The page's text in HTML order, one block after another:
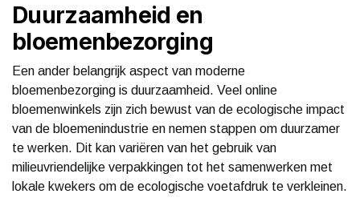
Duurzaamheid en
bloemenbezorging
Een ander belangrijk aspect van moderne
bloemenbezorging is duurzaamheid. Veel online
bloemenwinkels zijn zich bewust van de ecologische impact
van de bloemenindustrie en nemen stappen om duurzamer
te werken. Dit kan variëren van het gebruik van
milieuvriendelijke verpakkingen tot het samenwerken met
lokale kwekers om de ecologische voetafdruk te verkleinen.